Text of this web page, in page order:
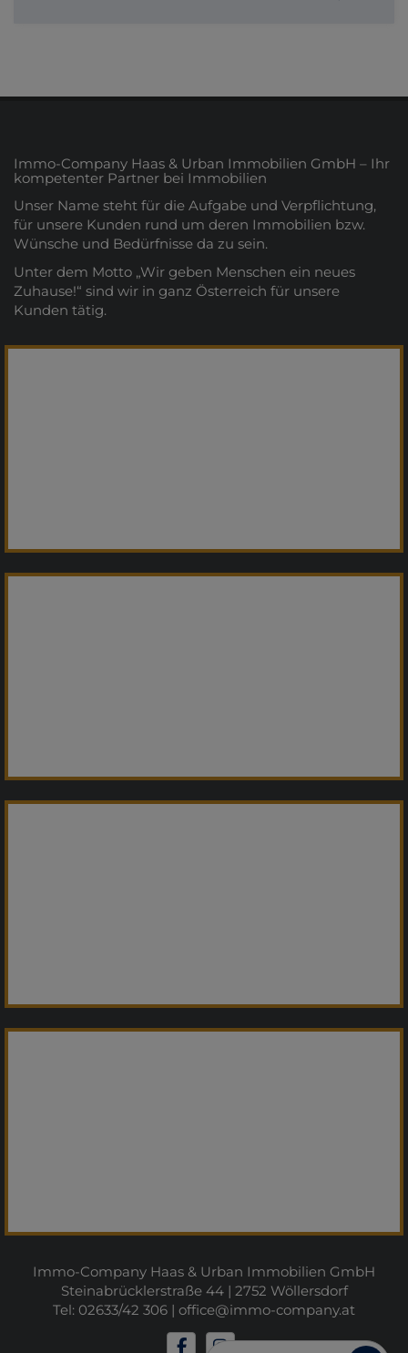
Immo-Company Haas & Urban Immobilien GmbH – Ihr
kompetenter Partner bei Immobilien
Unser Name steht für die Aufgabe und Verpflichtung,
für unsere Kunden rund um deren Immobilien bzw.
Wünsche und Bedürfnisse da zu sein.
Unter dem Motto „Wir geben Menschen ein neues
Zuhause!“ sind wir in ganz Österreich für unsere
Kunden tätig.
Immo-Company Haas & Urban Immobilien GmbH
Steinabrücklerstraße 44 | 2752 Wöllersdorf
Tel: 02633/42 306 | office@immo-company.at